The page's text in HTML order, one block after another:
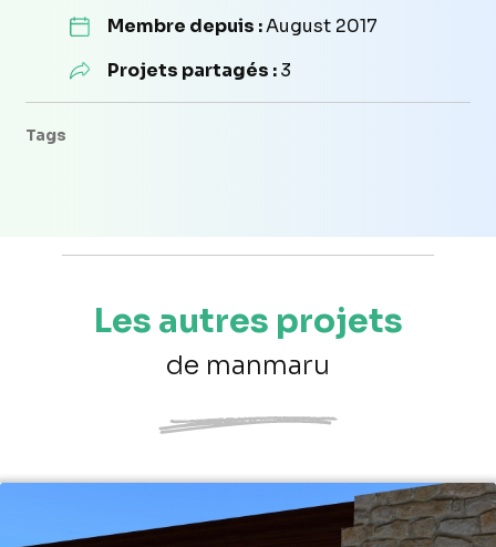
Membre depuis :August 2017
Projets partagés :3
Tags
Les autres projets
de manmaru